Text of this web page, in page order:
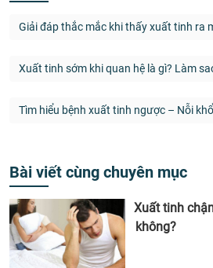
Giải đáp thắc mắc khi thấy xuất tinh ra
Xuất tinh sớm khi quan hệ là gì? Làm
Tìm hiểu bệnh xuất tinh ngược – Nỗi
Bài viết cùng chuyên mục
Xuất tinh
không?